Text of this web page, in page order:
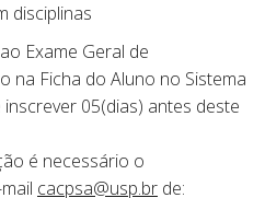
disciplinas
ao Exame Geral de
na Ficha do Aluno no Sistema
inscrever 05(dias) antes deste
é necessário o
cacpsa@usp.br de: